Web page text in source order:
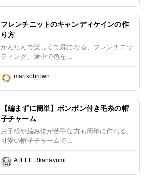
フレンチニットのキャンディケインの作
り方
かんたんで楽しくて癖になる、フレンチニッ
ティング。途中で色を...
marikobrown
【編まずに簡単】ボンボン付き毛糸の帽
子チャーム
お子様や編み物が苦手な方も簡単に作れる、
可愛い帽子チャームで...
ATELIERkanayumi